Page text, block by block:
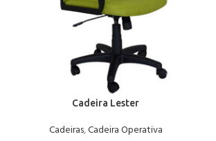
Cadeira Lester
Cadeiras,Cadeira Operativa